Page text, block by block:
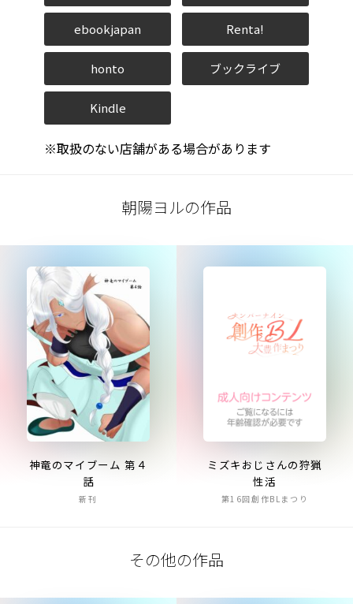
ebookjapan Renta!
honto ブックライブ
Kindle
※取扱のない店舗がある場合があります
朝陽ヨルの作品
神竜のマイブーム 第４
話
新刊
ミズキおじさんの狩猟
性活
第16回創作BLまつり
その他の作品